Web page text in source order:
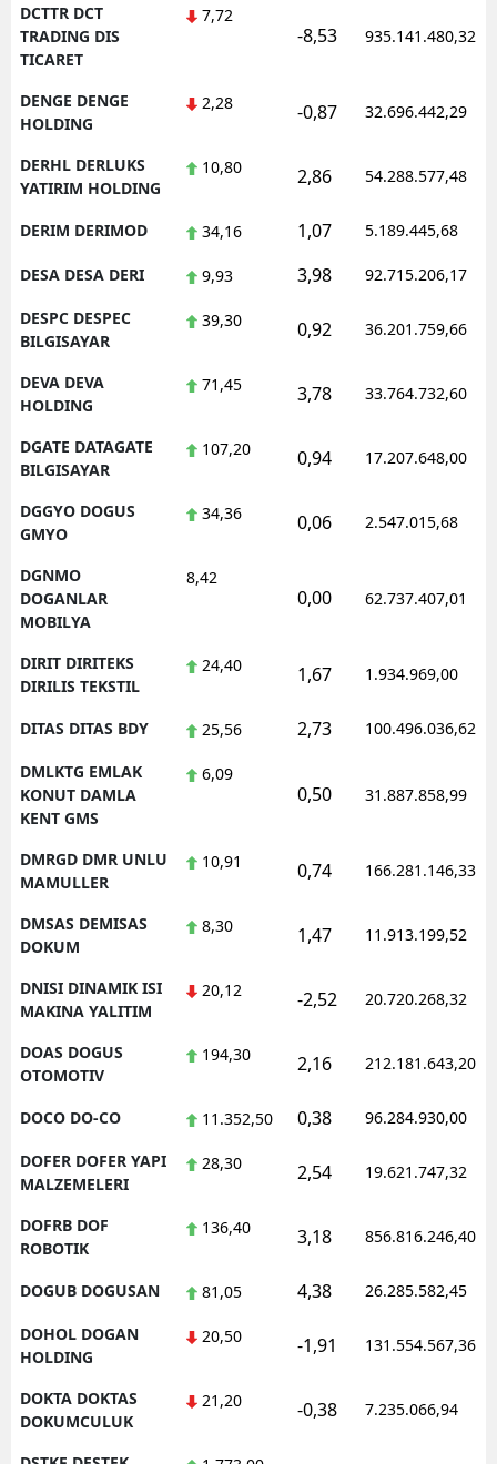
DCTTR DCT
TRADING DIS
TICARET
7,72
-8,53 935.141.480,32
DENGE DENGE
HOLDING
2,28 -0,87 32.696.442,29
DERHL DERLUKS
YATIRIM HOLDING
10,80 2,86 54.288.577,48
DERIM DERIMOD 34,16 1,07 5.189.445,68
DESA DESA DERI 9,93 3,98 92.715.206,17
DESPC DESPEC
BILGISAYAR
39,30 0,92 36.201.759,66
DEVA DEVA
HOLDING
71,45 3,78 33.764.732,60
DGATE DATAGATE
BILGISAYAR
107,20 0,94 17.207.648,00
DGGYO DOGUS
GMYO
34,36 0,06 2.547.015,68
DGNMO
DOGANLAR
MOBILYA
8,42
0,00 62.737.407,01
DIRIT DIRITEKS
DIRILIS TEKSTIL
24,40 1,67 1.934.969,00
DITAS DITAS BDY 25,56 2,73 100.496.036,62
DMLKTG EMLAK
KONUT DAMLA
KENT GMS
6,09
0,50 31.887.858,99
DMRGD DMR UNLU
MAMULLER
10,91 0,74 166.281.146,33
DMSAS DEMISAS
DOKUM
8,30 1,47 11.913.199,52
DNISI DINAMIK ISI
MAKINA YALITIM
20,12 -2,52 20.720.268,32
DOAS DOGUS
OTOMOTIV
194,30 2,16 212.181.643,20
DOCO DO-CO 11.352,50 0,38 96.284.930,00
DOFER DOFER YAPI
MALZEMELERI
28,30 2,54 19.621.747,32
DOFRB DOF
ROBOTIK
136,40 3,18 856.816.246,40
DOGUB DOGUSAN 81,05 4,38 26.285.582,45
DOHOL DOGAN
HOLDING
20,50 -1,91 131.554.567,36
DOKTA DOKTAS
DOKUMCULUK
21,20 -0,38 7.235.066,94